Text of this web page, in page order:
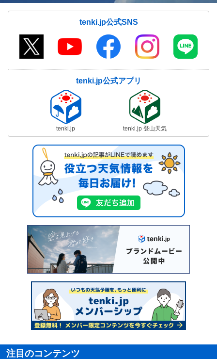
tenki.jp公式SNS
tenki.jp公式アプリ
tenki.jp tenki.jp 登山天気
注目のコンテンツ